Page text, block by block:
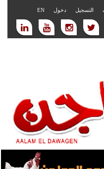
التسجيل دخول EN